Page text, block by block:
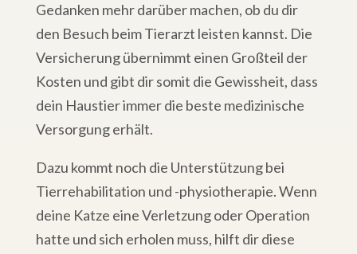
Gedanken mehr darüber machen, ob du dir
den Besuch beim Tierarzt leisten kannst. Die
Versicherung übernimmt einen Großteil der
Kosten und gibt dir somit die Gewissheit, dass
dein Haustier immer die beste medizinische
Versorgung erhält.
Dazu kommt noch die Unterstützung bei
Tierrehabilitation und -physiotherapie. Wenn
deine Katze eine Verletzung oder Operation
hatte und sich erholen muss, hilft dir diese